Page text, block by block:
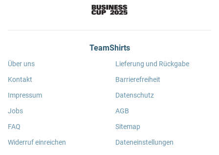
TeamShirts
Über uns
Kontakt
Impressum
Jobs
FAQ
Widerruf einreichen
Lieferung und Rückgabe
Barrierefreiheit
Datenschutz
AGB
Sitemap
Dateneinstellungen